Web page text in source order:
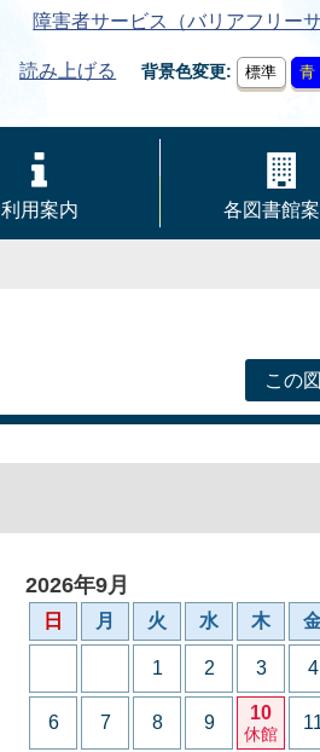
障害者サービス（バリアフリーサ
読み上げる 背景色変更 標準 青
利用案内 各図書館
この
2026年9月
日 月 火 水 木
1 2 3 4
6 7 8 9 10
休館